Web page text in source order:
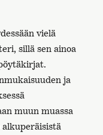
vielä
sillä sen ainoa
ja
muun muassa